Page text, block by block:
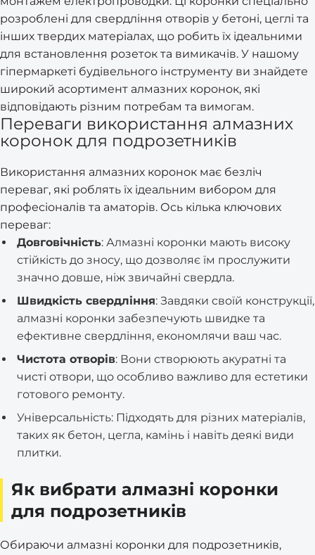
розроблені для свердління отворів у бетоні, цеглі та
інших твердих матеріалах, що робить їх ідеальними
для встановлення розеток та вимикачів. У нашому
гіпермаркеті будівельного інструменту ви знайдете
широкий асортимент алмазних коронок, які
відповідають різним потребам та вимогам.
Переваги використання алмазних
коронок для подрозетників
Використання алмазних коронок має безліч
переваг, які роблять їх ідеальним вибором для
професіоналів та аматорів. Ось кілька ключових
переваг:
Довговічність: Алмазні коронки мають високу
стійкість до зносу, що дозволяє їм прослужити
значно довше, ніж звичайні свердла.
Швидкість свердління: Завдяки своїй конструкції,
алмазні коронки забезпечують швидке та
ефективне свердління, економлячи ваш час.
Чистота отворів: Вони створюють акуратні та
чисті отвори, що особливо важливо для естетики
готового ремонту.
Універсальність: Підходять для різних матеріалів,
таких як бетон, цегла, камінь і навіть деякі види
плитки.
Як вибрати алмазні коронки
для подрозетників
Обираючи алмазні коронки для подрозетників,